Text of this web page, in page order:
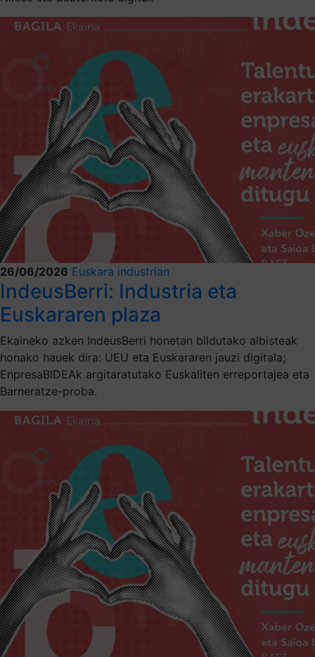
26/06/2026 Euskara industrian
IndeusBerri: Industria eta
Euskararen plaza
Ekaineko azken IndeusBerri honetan bildutako albisteak
honako hauek dira: UEU eta Euskararen jauzi digitala;
EnpresaBIDEAk argitaratutako Euskaliten erreportajea eta
Barneratze-proba.